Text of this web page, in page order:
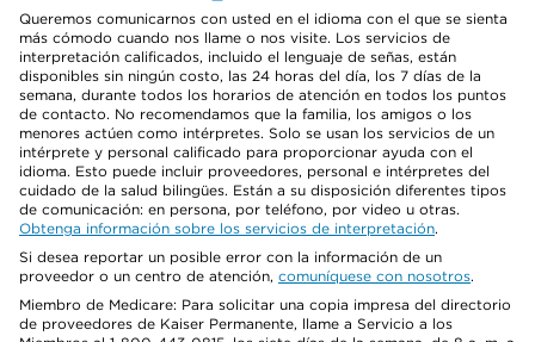
Queremos comunicarnos con usted en el idioma con el que se sienta
más cómodo cuando nos llame o nos visite. Los servicios de
interpretación calificados, incluido el lenguaje de señas, están
disponibles sin ningún costo, las 24 horas del día, los 7 días de la
semana, durante todos los horarios de atención en todos los puntos
de contacto. No recomendamos que la familia, los amigos o los
menores actúen como intérpretes. Solo se usan los servicios de un
intérprete y personal calificado para proporcionar ayuda con el
idioma. Esto puede incluir proveedores, personal e intérpretes del
cuidado de la salud bilingües. Están a su disposición diferentes tipos
de comunicación: en persona, por teléfono, por video u otras.
Obtenga información sobre los servicios de interpretación.
Si desea reportar un posible error con la información de un
proveedor o un centro de atención, comuníquese con nosotros.
Miembro de Medicare: Para solicitar una copia impresa del directorio
de proveedores de Kaiser Permanente, llame a Servicio a los